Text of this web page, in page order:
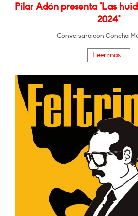
Pilar Adón presenta "Las
2024"
Conversará con Concha
Leer más...